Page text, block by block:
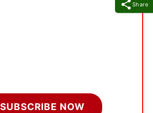
Share
SUBSCRIBE NOW